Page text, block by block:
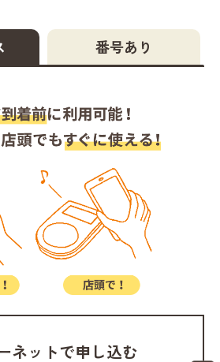
番号あり
ネットで申し込む